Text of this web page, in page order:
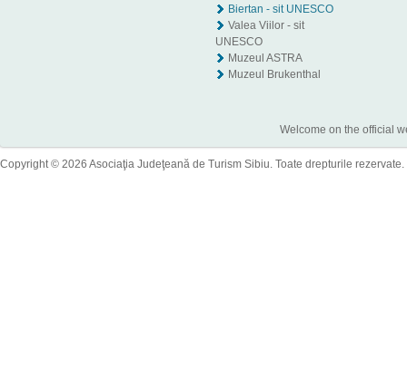
Biertan - sit UNESCO
Valea Viilor - sit
UNESCO
Muzeul ASTRA
Muzeul Brukenthal
Welcome on the official
Copyright © 2026 Asociaţia Judeţeană de Turism Sibiu. Toate drepturile rezervate.